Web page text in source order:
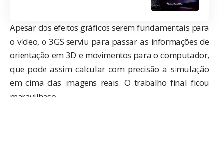
Apesar dos efeitos gráficos serem fundamentais para
o vídeo, o 3GS serviu para passar as informações de
orientação em 3D e movimentos para o computador,
que pode assim calcular com precisão a simulação
em cima das imagens reais. O trabalho final ficou
maravilhoso.